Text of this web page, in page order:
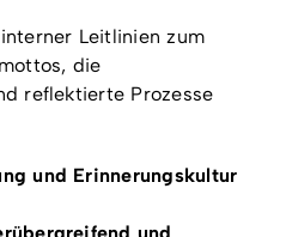
Leitlinien zum
die
reflektierte Prozesse
und Erinnerungskultur